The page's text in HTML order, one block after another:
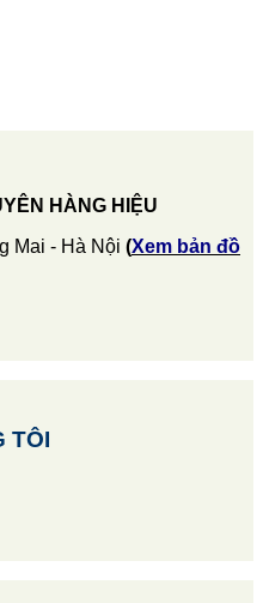
HÀNG HIỆU
Mai - Hà Nội (Xem bản đồ
TÔI